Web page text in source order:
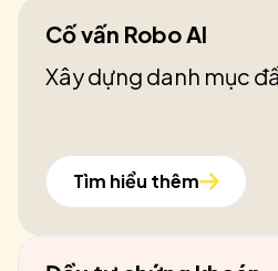
Cố vấn Robo AI
Xây dựng danh mục
Tìm hiểu thêm